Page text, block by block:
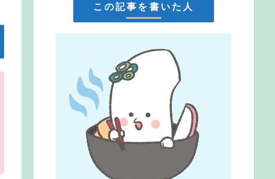
この記事を書いた人